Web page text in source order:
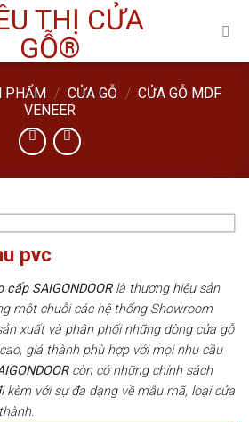
PHẨM / CỬA GỖ / CỬA GỖ MDF
VENEER
pvc
SAIGONDOORlà thương hiệu sản
một chuỗi các hệ thống Showroom
xuất và phân phối những dòng cửa gỗ
giá thành phù hợp với mọi nhu cầu
còn có những chính sách
kèm với sự đa dạng về mẫu mã, loại cửa